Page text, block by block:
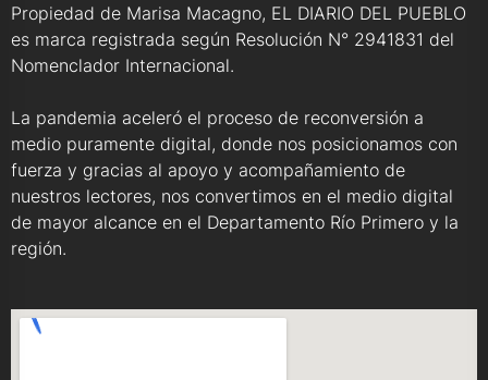
Propiedad de Marisa Macagno, EL DIARIO DEL PUEBLO
es marca registrada según Resolución N° 2941831 del
Nomenclador Internacional.
La pandemia aceleró el proceso de reconversión a
medio puramente digital, donde nos posicionamos con
fuerza y gracias al apoyo y acompañamiento de
nuestros lectores, nos convertimos en el medio digital
de mayor alcance en el Departamento Río Primero y la
región.